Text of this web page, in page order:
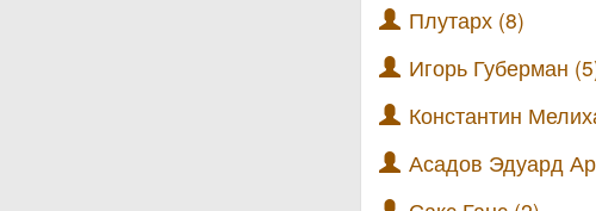
Плутарх (8)
Игорь Губерман
Константин
Асадов Эдуард